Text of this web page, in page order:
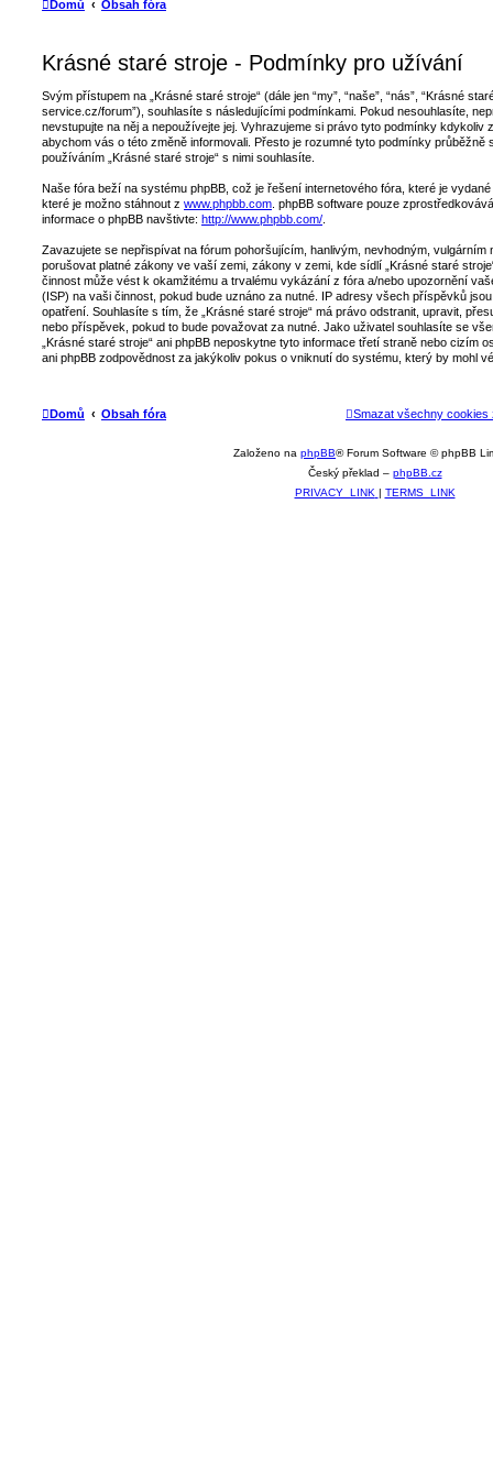
d
á
í
Domů Obsah fóra
Krásné staré stroje - Podmínky pro užívání
Svým přístupem na „Krásné staré stroje“ (dále jen “my”, “naše”, “nás”, “Krásné
service.cz/forum”), souhlasíte s následujícími podmínkami. Pokud nesouhlasíte,
nevstupujte na něj a nepoužívejte jej. Vyhrazujeme si právo tyto podmínky kdykoliv
abychom vás o této změně informovali. Přesto je rozumné tyto podmínky průběžně
používáním „Krásné staré stroje“ s nimi souhlasíte.
Naše fóra beží na systému phpBB, což je řešení internetového fóra, které je vydané
které je možno stáhnout z www.phpbb.com . phpBB software pouze
informace o phpBB navštivte: http://www.phpbb.com/
Zavazujete se nepřispívat na fórum pohoršujícím, hanlivým, nevhodným, vulgárním
porušovat platné zákony ve vaší zemi, zákony v zemi, kde sídlí „Krásné staré
činnost může vést k okamžitému a trvalému vykázání z fóra a/nebo upozornění
(ISP) na vaši činnost, pokud bude uznáno za nutné. IP adresy všech příspěvků
opatření. Souhlasíte s tím, že „Krásné staré stroje“ má právo odstranit, upravit,
nebo příspěvek, pokud to bude považovat za nutné. Jako uživatel souhlasíte se
„Krásné staré stroje“ ani phpBB neposkytne tyto informace třetí straně nebo cizím
ani phpBB zodpovědnost za jakýkoliv pokus o vniknutí do systému, který by mohl
Domů Obsah fóra Smazat všechny cookies
Založeno na phpBB® Forum Software © phpBB
Český překlad – phpBB.cz
PRIVACY_LINK | TERMS_LINK